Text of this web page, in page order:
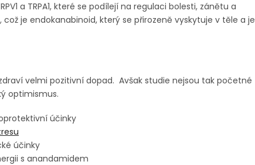
a TRPA1, které se podílejí na regulaci bolesti, zánětu a
je endokanabinoid, který se přirozeně vyskytuje v těle a je
velmi pozitivní dopad. Avšak studie nejsou tak početné
optimismus.
účinky
účinky
s anandamidem